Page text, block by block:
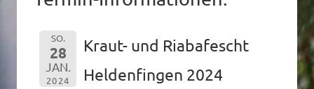
SO.
28
JAN.
2024
Kraut- und Riabafescht
Heldenfingen 2024